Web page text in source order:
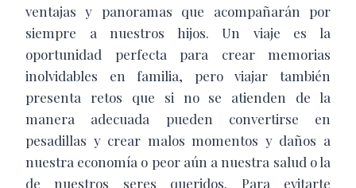
ventajas y panoramas que acompañarán por
siempre a nuestros hijos. Un viaje es la
oportunidad perfecta para crear memorias
inolvidables en familia, pero viajar también
presenta retos que si no se atienden de la
manera adecuada pueden convertirse en
pesadillas y crear malos momentos y daños a
nuestra economía o peor aún a nuestra salud o la
de nuestros seres queridos. Para evitarte